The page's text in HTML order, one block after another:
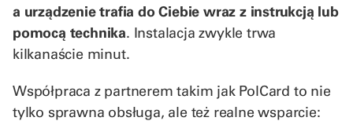
a urządzenie trafia do Ciebie wraz z instrukcją lub
pomocą technika. Instalacja zwykle trwa
kilkanaście minut.
Współpraca z partnerem takim jak PolCard to nie
tylko sprawna obsługa, ale też realne wsparcie: